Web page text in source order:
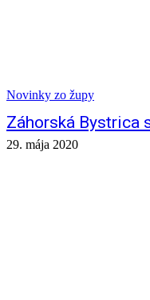
Novinky zo župy
Záhorská Bystrica
29. mája 2020